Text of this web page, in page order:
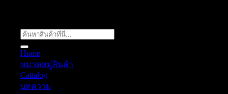
Home
หมวดหมู่สินค้า
Cattalog
บทความ